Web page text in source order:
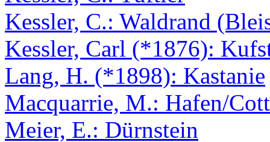
Kessler, C.: Waldrand
Kessler, Carl (*1876):
Lang, H. (*1898): Kastanie
Macquarrie, M.: Hafen/
Meier, E.: Dürnstein